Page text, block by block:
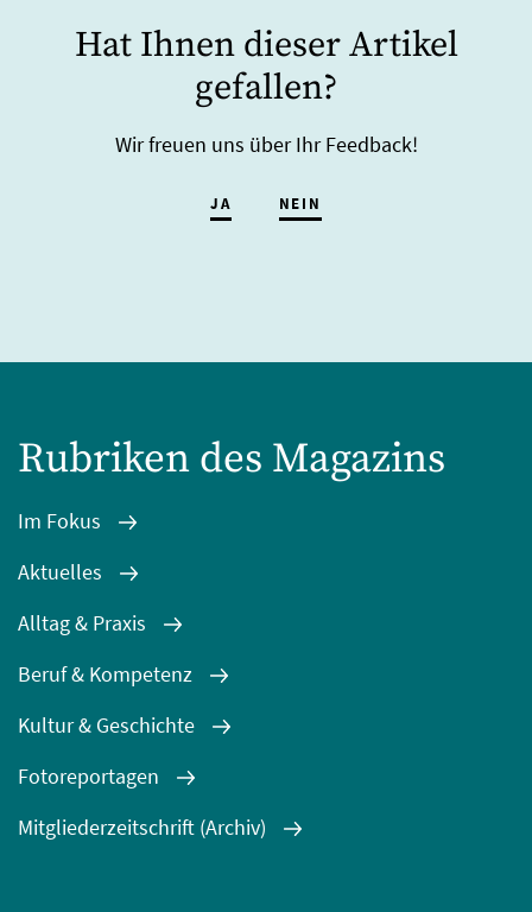
Hat Ihnen dieser Artikel
gefallen?
Wir freuen uns über Ihr Feedback!
JA NEIN
Rubriken des Magazins
Im Fokus
Aktuelles
Alltag & Praxis
Beruf & Kompetenz
Kultur & Geschichte
Fotoreportagen
Mitgliederzeitschrift (Archiv)